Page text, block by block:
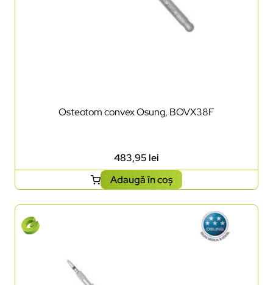
Osteotom convex Osung, BOVX38F
483,95 lei
Adaugă în coș